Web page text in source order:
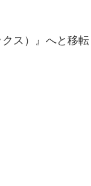
ス）』へと移転